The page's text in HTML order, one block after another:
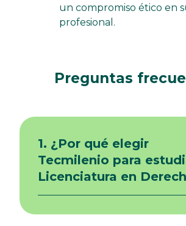
un compromiso ético en
profesional.
Preguntas
1. ¿Por qué elegir
Tecmilenio para
Licenciatura en
Porque transformamos el